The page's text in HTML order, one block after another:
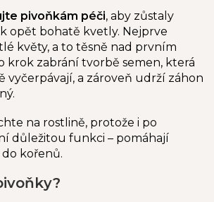
pivoňkám péči, aby zůstaly
opět bohatě kvetly. Nejprve
květy, a to těsně nad prvním
krok zabrání tvorbě semen, která
vyčerpávají, a zároveň udrží záhon
na rostlině, protože i po
důležitou funkci – pomáhají
kořenů.